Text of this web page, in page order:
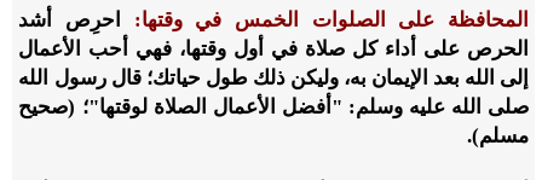
المحافظة على الصلوات الخمس في وقتها: احرِص أشد
الحرص على أداء كل صلاة في أول وقتها، فهي أحب الأعمال
إلى الله بعد الإيمان به، وليكن ذلك طول حياتك؛ قال رسول الله
صلى الله عليه وسلم: "أفضل الأعمال الصلاة لوقتها"؛ (صحيح
مسلم).